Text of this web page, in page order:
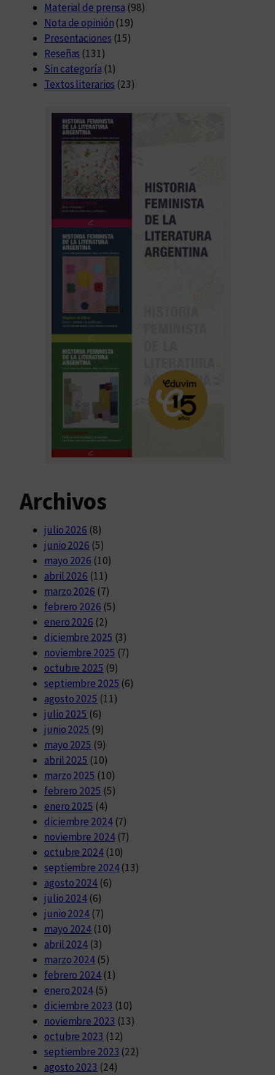
Material de prensa (98)
Nota de opinión (19)
Presentaciones (15)
Reseñas (131)
Sin categoría (1)
Textos literarios (23)
Archivos
julio 2026 (8)
junio 2026 (5)
mayo 2026 (10)
abril 2026 (11)
marzo 2026 (7)
febrero 2026 (5)
enero 2026 (2)
diciembre 2025 (3)
noviembre 2025 (7)
octubre 2025 (9)
septiembre 2025 (6)
agosto 2025 (11)
julio 2025 (6)
junio 2025 (9)
mayo 2025 (9)
abril 2025 (10)
marzo 2025 (10)
febrero 2025 (5)
enero 2025 (4)
diciembre 2024(7)
noviembre 2024(7)
octubre 2024(10)
septiembre 2024(13)
agosto 2024(6)
julio 2024 (6)
junio 2024 (7)
mayo 2024 (10)
abril 2024 (3)
marzo 2024 (5)
febrero 2024(1)
enero 2024 (5)
diciembre 2023 (10)
noviembre 2023 (13)
octubre 2023 (12)
septiembre 2023 (22)
agosto 2023 (24)